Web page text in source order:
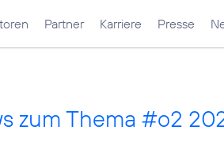
Partner Karriere Presse
zum Thema #o2